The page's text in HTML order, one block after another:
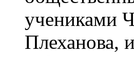
учениками
Плеханова,